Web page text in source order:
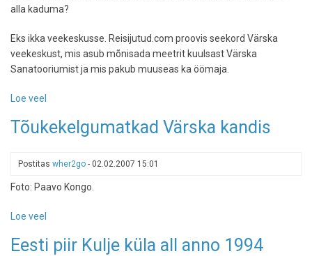
alla kaduma?
Eks ikka veekeskusse. Reisijutud.com proovis seekord Värska
veekeskust, mis asub mõnisada meetrit kuulsast Värska
Sanatooriumist ja mis pakub muuseas ka öömaja.
Loe veel
öö
märg
Värska
test
Tõukekelgumatkad Värska kandis
Postitas wher2go - 02.02.2007 15:01
Foto: Paavo Kongo.
Loe veel
Värska
Eesti piir Kulje küla all anno 1994